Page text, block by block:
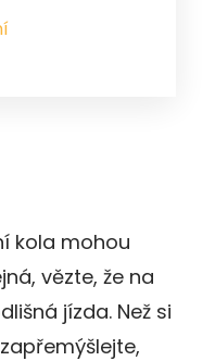
kola mohou
vězte, že na
jízda. Než si